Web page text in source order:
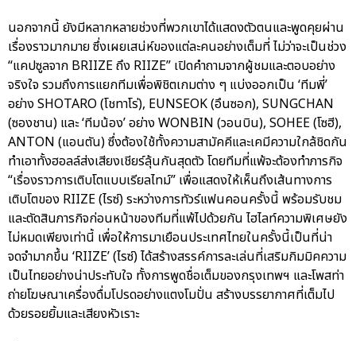
นอกจากนี้ ยังมีหลากหลายช่วงที่พวกเขาได้แสดงตัวตนและพูดคุยผ่าน
เรื่องราวมากมาย ซึ่งเผยเสน่ห์ของแต่ละคนอย่างเต็มที่ ไม่ว่าจะเป็นช่วง
“แคปซูลจาก BRIIZE ถึง RIIZE” เปิดคำถามจากผู้ชมและตอบอย่าง
จริงใจ รวมถึงการแยกทีมเพื่อพิชิตเกมต่าง ๆ แบ่งออกเป็น ‘ทีมพี่’
อย่าง SHOTARO (โชทาโร่), EUNSEOK (อึนซอก), SUNGCHAN
(ซองชาน) และ ‘ทีมน้อง’ อย่าง WONBIN (วอนบิน), SOHEE (โซฮี),
ANTON (แอนตัน) ซึ่งต้องใช้ทั้งความสามัคคีและเคมีความใกล้ชิดกัน
ทำเอาทั้งฮอลล์ส่งเสียงเชียร์ลุ้นกันสุดตัว โดยทีมที่แพ้จะต้องทำภารกิจ
“เรื่องราวการเติบโตแบบเรียลไทม์” เพื่อแสดงให้เห็นถึงเส้นทางการ
เติบโตของ RIIZE (ไรซ์) ระหว่างการทัวร์แฟนคอนครั้งนี้ พร้อมรับชม
และตัดสินภารกิจก่อนหน้าของทีมที่แพ้ไปด้วยกัน ไฮไลท์ความพิเศษยัง
ไม่หมดเพียงเท่านี้ เพื่อให้การมาเยือนประเทศไทยในครั้งนี้เป็นที่น่า
จดจำมากขึ้น ‘RIIZE’ (ไรซ์) ได้สร้างสรรค์การละเล่นที่เสริมกิมมิคความ
เป็นไทยอย่างน่าประทับใจ ทั้งการพูดชื่อเต็มของกรุงเทพฯ และโพสท่า
ถ่ายโฆษณาเครื่องดื่มโปรดอย่างแตงโมปั่น สร้างบรรยากาศที่เต็มไป
ด้วยรอยยิ้มและเสียงหัวเราะ